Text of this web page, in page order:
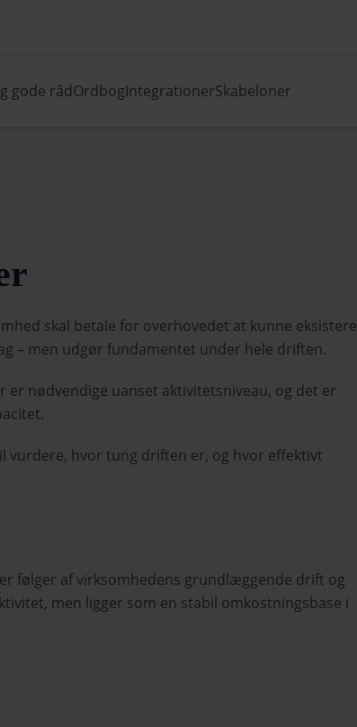
gode rådOrdbogIntegrationerSkabeloner
skal betale for overhovedet at kunne eksistere
– men udgør fundamentet under hele driften.
nødvendige uanset aktivitetsniveau, og det er
vurdere, hvor tung driften er, og hvor effektivt
følger af virksomhedens grundlæggende drift og
men ligger som en stabil omkostningsbase i